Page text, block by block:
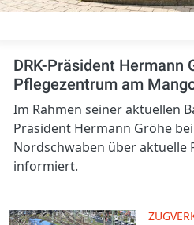
DRK-Präsident Hermann
Pflegezentrum am
Im Rahmen seiner aktuellen
Präsident Hermann Gröhe
Nordschwaben über aktuelle
informiert.